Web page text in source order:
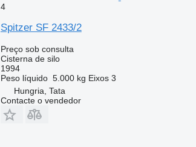
4
Spitzer SF 2433/2
Preço sob consulta
Cisterna de silo
1994
Peso líquido 5.000 kg Eixos 3
Hungria, Tata
Contacte o vendedor